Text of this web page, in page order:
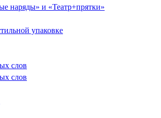
наряды» и «Театр+прятки»
упаковке
слов
слов